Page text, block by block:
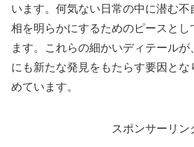
います。何気ない日常の中に潜む
相を明らかにするためのピースとし
ます。これらの細かいディテール
にも新たな発見をもたらす要因と
めています。
スポンサーリン